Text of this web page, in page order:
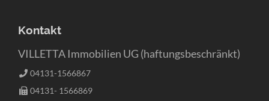
Kontakt
VILLETTA Immobilien UG (haftungsbeschränkt)
04131-1566867
04131- 1566869